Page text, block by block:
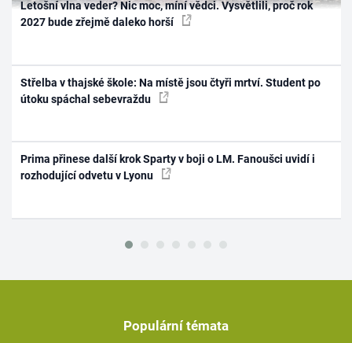
Letošní vlna veder? Nic moc, míní vědci. Vysvětlili, proč rok
2027 bude zřejmě daleko horší
Střelba v thajské škole: Na místě jsou čtyři mrtví. Student po
útoku spáchal sebevraždu
Prima přinese další krok Sparty v boji o LM. Fanoušci uvidí i
rozhodující odvetu v Lyonu
Populární témata